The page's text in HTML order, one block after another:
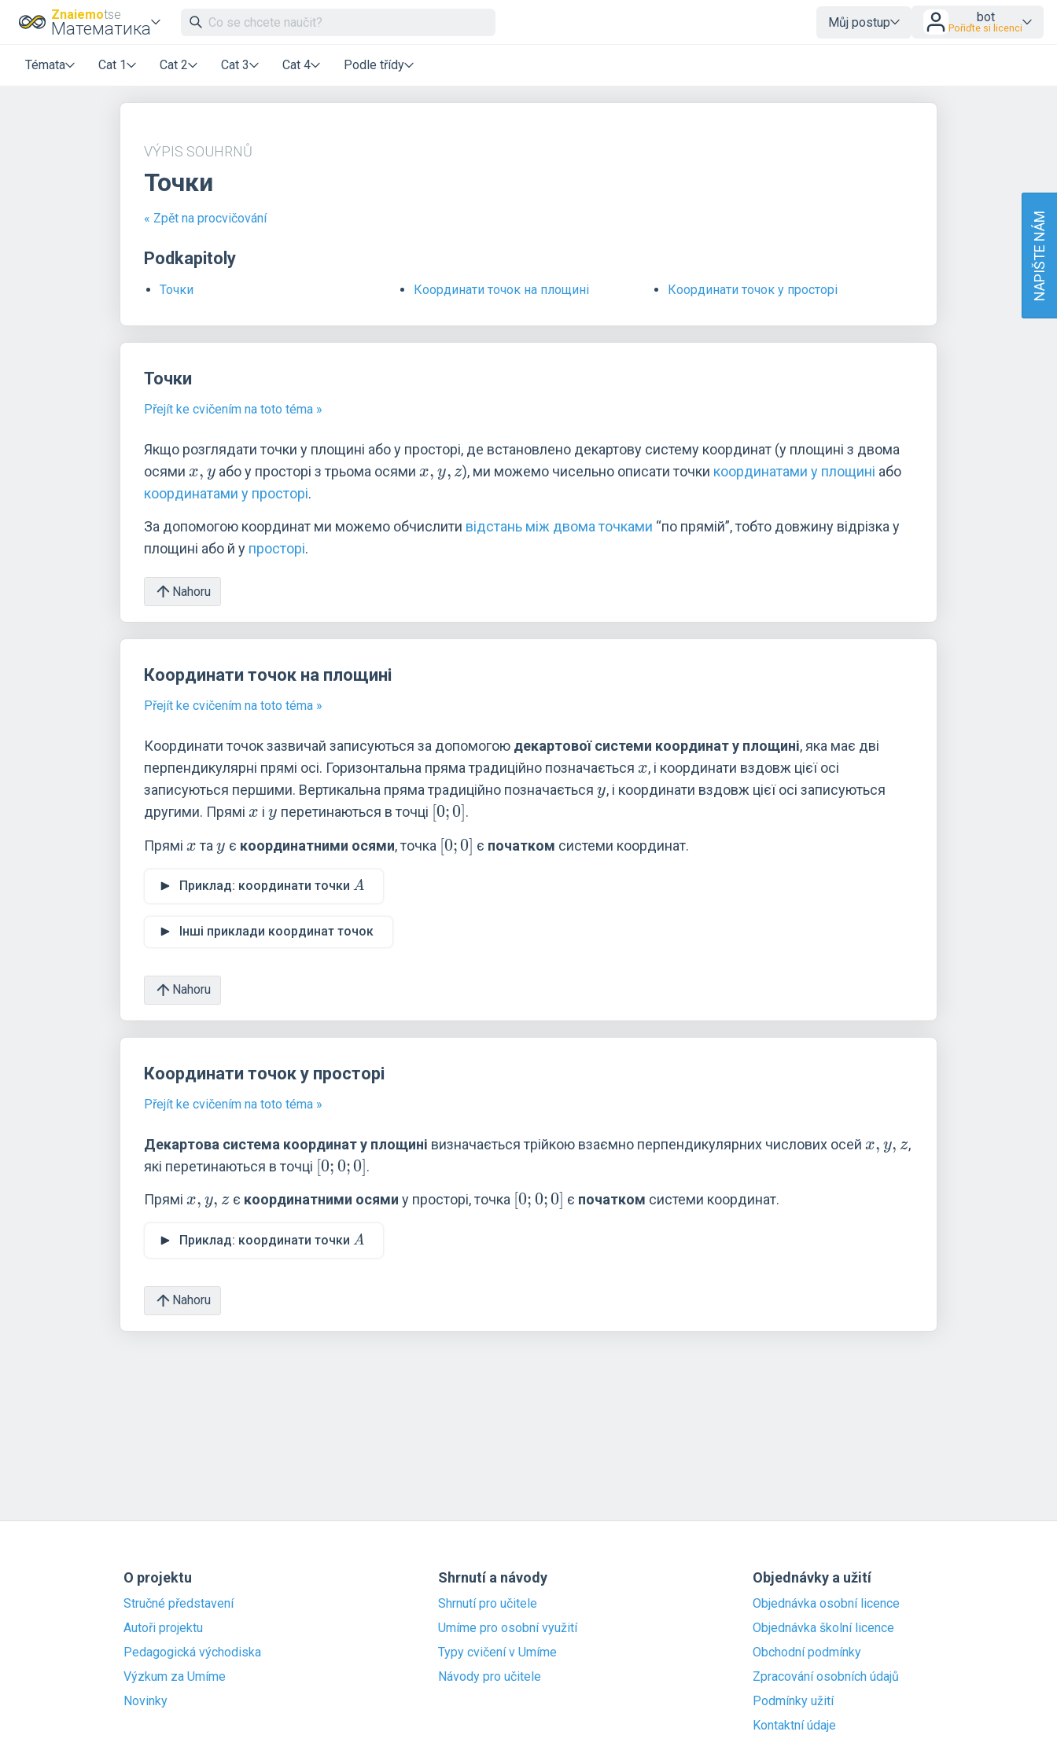
Znaiemotse
Математика Můj postup bot
Pořiďte si licenci
Témata Cat 1 Cat 2 Cat 3 Cat 4 Podle třídy
VÝPIS SOUHRNŮ
Точки
« Zpět na procvičování
Podkapitoly
Точки Координати точок на площині Координати точок у просторі
Точки
Přejít ke cvičením na toto téma »
Якщо розглядати точки у площині або у просторі, де встановлено декартову систему координат (у площині з двома
осями x,y
x, y або у просторі з трьома осямиx,y,z
x, y, z), ми можемо чисельно описати точки координатами у площині або
координатами у просторі.
За допомогою координат ми можемо обчислити відстань між двома точками “по прямій”, тобто довжину відрізка у
площині або й у просторі.
Nahoru
Координати точок на площині
Přejít ke cvičením na toto téma »
Координати точок зазвичай записуються за допомогою декартової системи координат у площині, яка має дві
перпендикулярні прямі осі. Горизонтальна пряма традиційно позначається x
x, і координати вздовж цієї осі
записуються першими. Вертикальна пряма традиційно позначається y
y, і координати вздовж цієї осі записуються
другими. Прямі x
x і y
y перетинаються в точці [0;0]
[0;0].
Прямі x
xта y
y є координатними осями, точка [0;0]
[0;0] є початком системи координат.
Приклад: координати точки A
A
Інші приклади координат точок
Nahoru
Координати точок у просторі
Přejít ke cvičením na toto téma »
Декартова система координат у площині визначається трійкою взаємно перпендикулярних числових осей x,y,z
x, y, z,
які перетинаються в точці [0;0;0]
[0;0;0].
Прямі x,y,z
x, y, zє координатними осями у просторі, точка [0;0;0]
[0;0;0] є початком системи координат.
Приклад: координати точки A
A
Nahoru
O projektu
Stručné představení
Autoři projektu
Pedagogická východiska
Výzkum za Umíme
Novinky
Shrnutí a návody
Shrnutí pro učitele
Umíme pro osobní využití
Typy cvičení v Umíme
Návody pro učitele
Objednávky a užití
Objednávka osobní licence
Objednávka školní licence
Obchodní podmínky
Zpracování osobních údajů
Podmínky užití
Kontaktní údaje
NAPIŠTE NÁM